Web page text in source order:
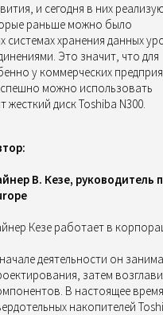
и сегодня в них
раньше можно было
системах хранения данных
Это значит, что для
у коммерческих
можно использовать
диск Toshiba N300.
В. Кезе, руководитель
Кезе работает в
деятельности он
затем
В настоящее
накопителей